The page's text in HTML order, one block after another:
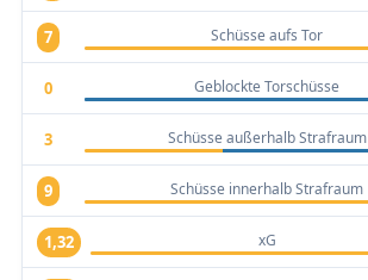
7 Schüsse aufs Tor
0 Geblockte Torschüsse
3 Schüsse außerhalb Strafraum
9 Schüsse innerhalb Strafraum
1,32 xG